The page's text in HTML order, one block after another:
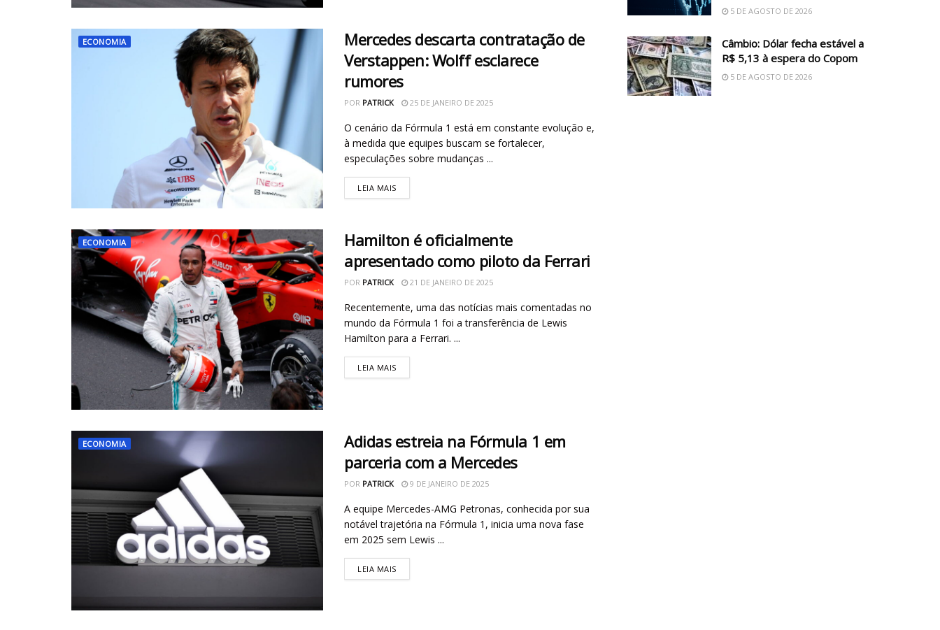
ECONOMIA
Mercedes descarta contratação de
Verstappen: Wolff esclarece
rumores
POR PATRICK 25 DE JANEIRO DE 2025
O cenário da Fórmula 1 está em constante evolução e,
à medida que equipes buscam se fortalecer,
especulações sobre mudanças ...
LEIA MAIS
ECONOMIA
Hamilton é oficialmente
apresentado como piloto da Ferrari
POR PATRICK 21 DE JANEIRO DE 2025
Recentemente, uma das notícias mais comentadas no
mundo da Fórmula 1 foi a transferência de Lewis
Hamilton para a Ferrari. ...
LEIA MAIS
ECONOMIA
Adidas estreia na Fórmula 1 em
parceria com a Mercedes
POR PATRICK 9 DE JANEIRO DE 2025
A equipe Mercedes-AMG Petronas, conhecida por sua
notável trajetória na Fórmula 1, inicia uma nova fase
em 2025 sem Lewis ...
LEIA MAIS
5 DE AGOSTO DE 2026
Câmbio: Dólar fecha estável a
R$ 5,13 à espera do Copom
5 DE AGOSTO DE 2026